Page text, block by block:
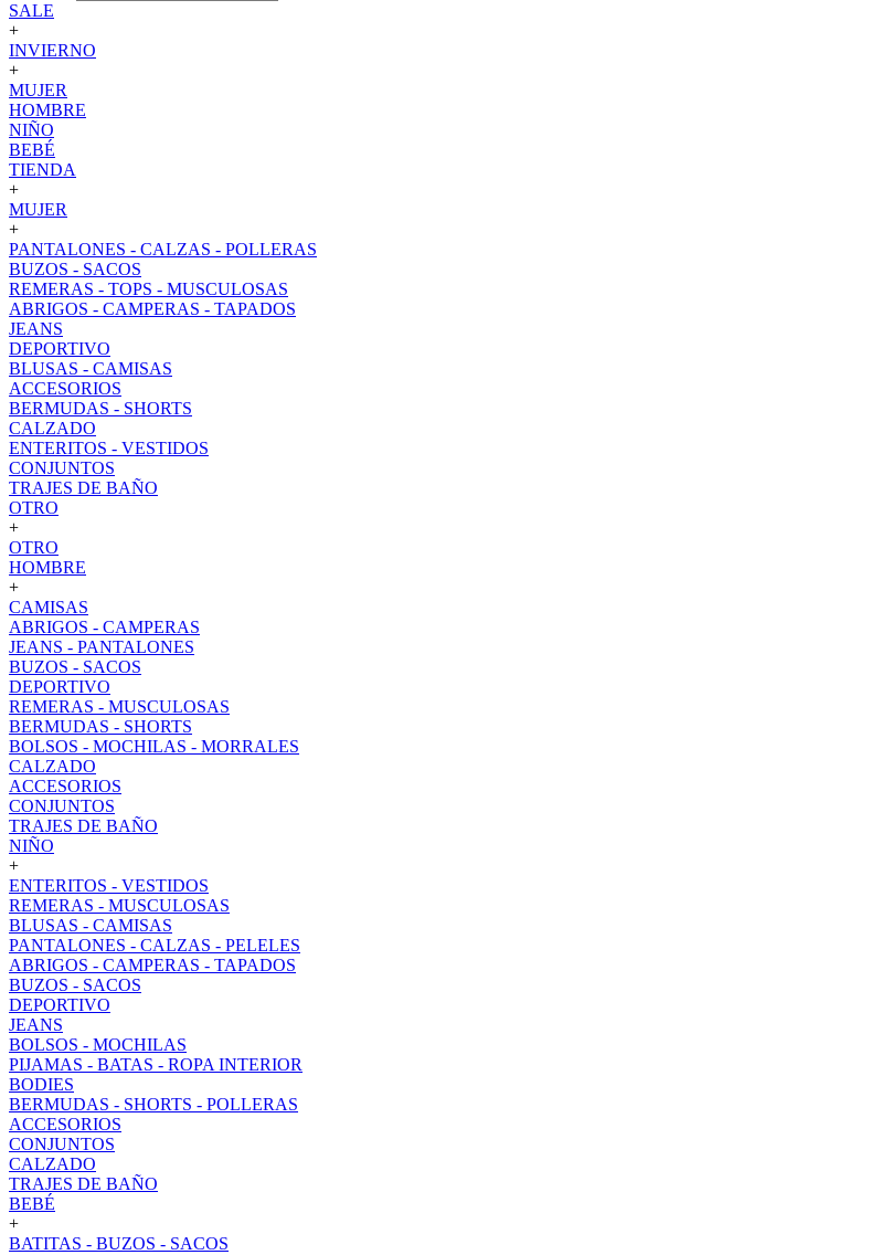
SALE
+
INVIERNO
+
MUJER
HOMBRE
NIÑO
BEBÉ
TIENDA
+
MUJER
+
PANTALONES - CALZAS - POLLERAS
BUZOS - SACOS
REMERAS - TOPS - MUSCULOSAS
ABRIGOS - CAMPERAS - TAPADOS
JEANS
DEPORTIVO
BLUSAS - CAMISAS
ACCESORIOS
BERMUDAS - SHORTS
CALZADO
ENTERITOS - VESTIDOS
CONJUNTOS
TRAJES DE BAÑO
OTRO
+
OTRO
HOMBRE
+
CAMISAS
ABRIGOS - CAMPERAS
JEANS - PANTALONES
BUZOS - SACOS
DEPORTIVO
REMERAS - MUSCULOSAS
BERMUDAS - SHORTS
BOLSOS - MOCHILAS - MORRALES
CALZADO
ACCESORIOS
CONJUNTOS
TRAJES DE BAÑO
NIÑO
+
ENTERITOS - VESTIDOS
REMERAS - MUSCULOSAS
BLUSAS - CAMISAS
PANTALONES - CALZAS - PELELES
ABRIGOS - CAMPERAS - TAPADOS
BUZOS - SACOS
DEPORTIVO
JEANS
BOLSOS - MOCHILAS
PIJAMAS - BATAS - ROPA INTERIOR
BODIES
BERMUDAS - SHORTS - POLLERAS
ACCESORIOS
CONJUNTOS
CALZADO
TRAJES DE BAÑO
BEBÉ
+
BATITAS - BUZOS - SACOS